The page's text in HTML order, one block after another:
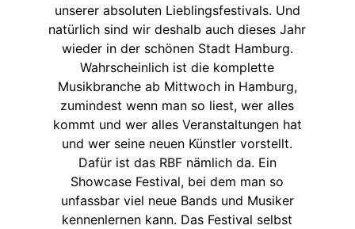
unserer absoluten Lieblingsfestivals. Und
natürlich sind wir deshalb auch dieses Jahr
wieder in der schönen Stadt Hamburg.
Wahrscheinlich ist die komplette
Musikbranche ab Mittwoch in Hamburg,
zumindest wenn man so liest, wer alles
kommt und wer alles Veranstaltungen hat
und wer seine neuen Künstler vorstellt.
Dafür ist das RBF nämlich da. Ein
Showcase Festival, bei dem man so
unfassbar viel neue Bands und Musiker
kennenlernen kann. Das Festival selbst